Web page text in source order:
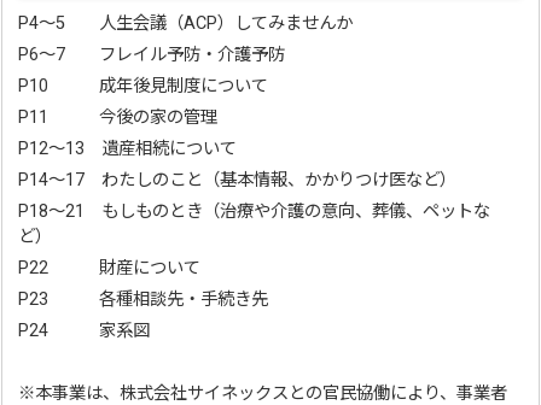
P4～5 人生会議（ACP）してみませんか
P6～7 フレイル予防・介護予防
P10 成年後見制度について
P11 今後の家の管理
P12～13 遺産相続について
P14～17 わたしのこと（基本情報、かかりつけ医など）
P18～21 もしものとき（治療や介護の意向、葬儀、ペットな
ど）
P22 財産について
P23 各種相談先・手続き先
P24 家系図
※本事業は、株式会社サイネックスとの官民協働により、事業者